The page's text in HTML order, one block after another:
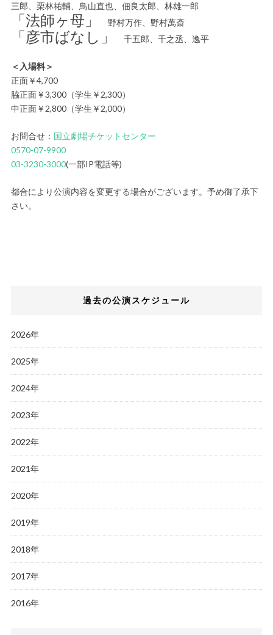
三郎、栗林祐輔、鳥山直也、佃良太郎、林雄一郎
「法師ヶ母」 野村万作、野村萬斎
「彦市ばなし」 千五郎、千之丞、逸平
＜入場料＞
正面￥4,700
脇正面￥3,300（学生￥2,300）
中正面￥2,800（学生￥2,000）
お問合せ： 国立劇場チケットセンター
0570-07-9900
03-3230-3000(一部IP電話等)
都合により公演内容を変更する場合がございます。予め御了承下
さい。
過去の公演スケジュール
2026年
2025年
2024年
2023年
2022年
2021年
2020年
2019年
2018年
2017年
2016年